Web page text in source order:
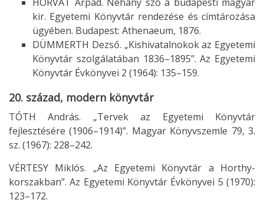
kir. Egyetemi Könyvtár rendezése és címtározása
ügyében. Budapest: Athenaeum, 1876.
DÜMMERTH Dezső. „Kishivatalnokok az Egyetemi
Könyvtár szolgálatában 1836–1895”. Az Egyetemi
Könyvtár Évkönyvei 2 (1964): 135–159.
20. század, modern könyvtár
TÓTH András. „Tervek az Egyetemi Könyvtár
fejlesztésére (1906–1914)”. Magyar Könyvszemle 79, 3.
sz. (1967): 228–242.
VÉRTESY Miklós. „Az Egyetemi Könyvtár a Horthy-
korszakban”. Az Egyetemi Könyvtár Évkönyvei 5 (1970):
123–172.